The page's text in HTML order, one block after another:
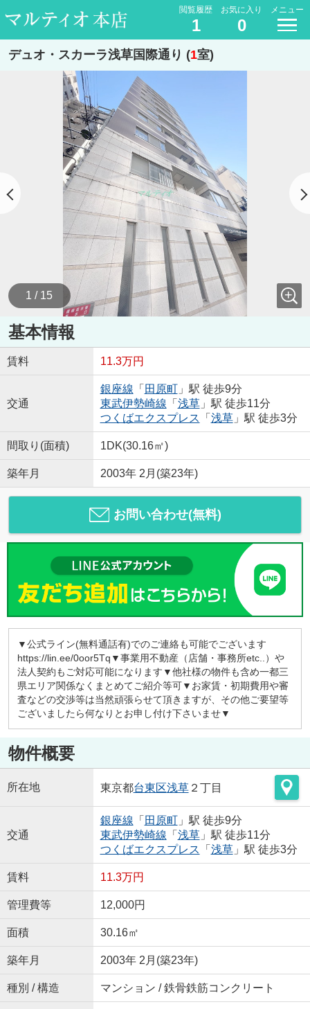
閲覧履歴
1
お気に入り
0
メニュー
デュオ・スカーラ浅草国際通り (1室)
1 / 15
基本情報
賃料 11.3万円
交通
銀座線 「 田原町」駅 徒歩9分
東武伊勢崎線 「 浅草」駅 徒歩11分
つくばエクスプレス 「 浅草」駅 徒歩3分
間取り(面積) 1DK(30.16㎡)
築年月 2003年 2月(築23年)
お問い合わせ(無料)
▼公式ライン(無料通話有)でのご連絡も可能でございます
https://lin.ee/0oor5Tq▼事業用不動産（店舗・事務所etc..）や
法人契約もご対応可能になります▼他社様の物件も含め一都三
県エリア関係なくまとめてご紹介等可▼お家賃・初期費用や審
査などの交渉等は当然頑張らせて頂きますが、その他ご要望等
ございましたら何なりとお申し付け下さいませ▼
物件概要
所在地 東京都台東区浅草２丁目
交通
銀座線 「 田原町」駅 徒歩9分
東武伊勢崎線 「 浅草」駅 徒歩11分
つくばエクスプレス 「 浅草」駅 徒歩3分
賃料 11.3万円
管理費等 12,000円
面積 30.16㎡
築年月 2003年 2月(築23年)
種別 / 構造 マンション / 鉄骨鉄筋コンクリート